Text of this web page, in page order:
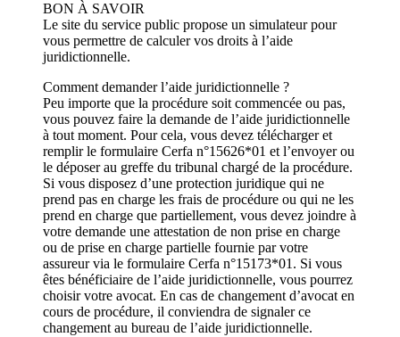
BON À SAVOIR
Le site du service public propose un simulateur pour
vous permettre de calculer vos droits à l’aide
juridictionnelle.
Comment demander l’aide juridictionnelle ?
Peu importe que la procédure soit commencée ou pas,
vous pouvez faire la demande de l’aide juridictionnelle
à tout moment. Pour cela, vous devez télécharger et
remplir le formulaire Cerfa n°15626*01 et l’envoyer ou
le déposer au greffe du tribunal chargé de la procédure.
Si vous disposez d’une protection juridique qui ne
prend pas en charge les frais de procédure ou qui ne les
prend en charge que partiellement, vous devez joindre à
votre demande une attestation de non prise en charge
ou de prise en charge partielle fournie par votre
assureur via le formulaire Cerfa n°15173*01. Si vous
êtes bénéficiaire de l’aide juridictionnelle, vous pourrez
choisir votre avocat. En cas de changement d’avocat en
cours de procédure, il conviendra de signaler ce
changement au bureau de l’aide juridictionnelle.